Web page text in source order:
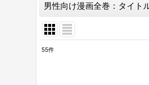
男性向け漫画全巻：タイト
55件